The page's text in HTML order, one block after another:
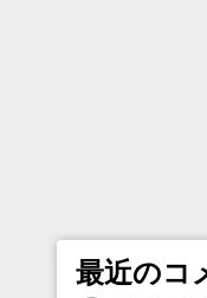
最近のコ